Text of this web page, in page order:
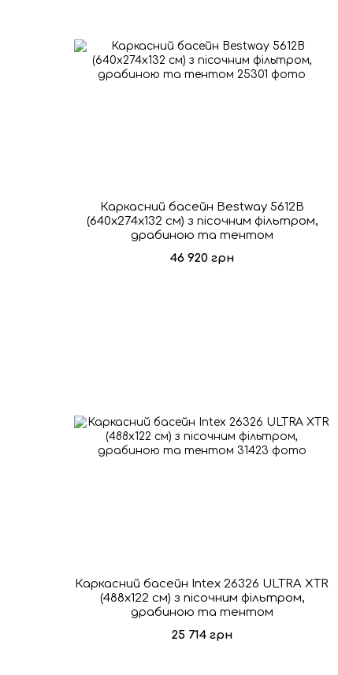
Каркасний басейн Bestway 5612B
(640х274х132 см) з пісочним фільтром,
драбиною та тентом
46 920 грн
Каркасний басейн Intex 26326 ULTRA XTR
(488х122 см) з пісочним фільтром,
драбиною та тентом
25 714 грн